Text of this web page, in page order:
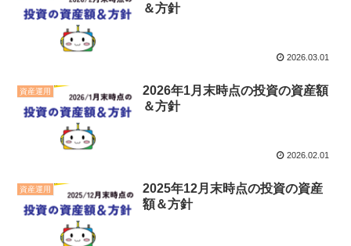
＆方針
2026.03.01
資産運用
2026年1月末時点の投資の資産額
＆方針
2026.02.01
資産運用
2025年12月末時点の投資の資産
額＆方針